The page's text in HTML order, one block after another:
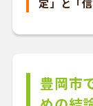
定」と「
豊岡市